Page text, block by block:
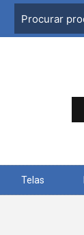
Telas